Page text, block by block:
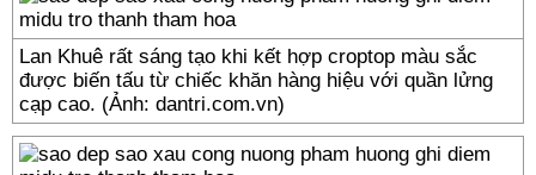
Lan Khuê rất sáng tạo khi kết hợp croptop màu sắc
được biến tấu từ chiếc khăn hàng hiệu với quần lửng
cạp cao. (Ảnh: dantri.com.vn)